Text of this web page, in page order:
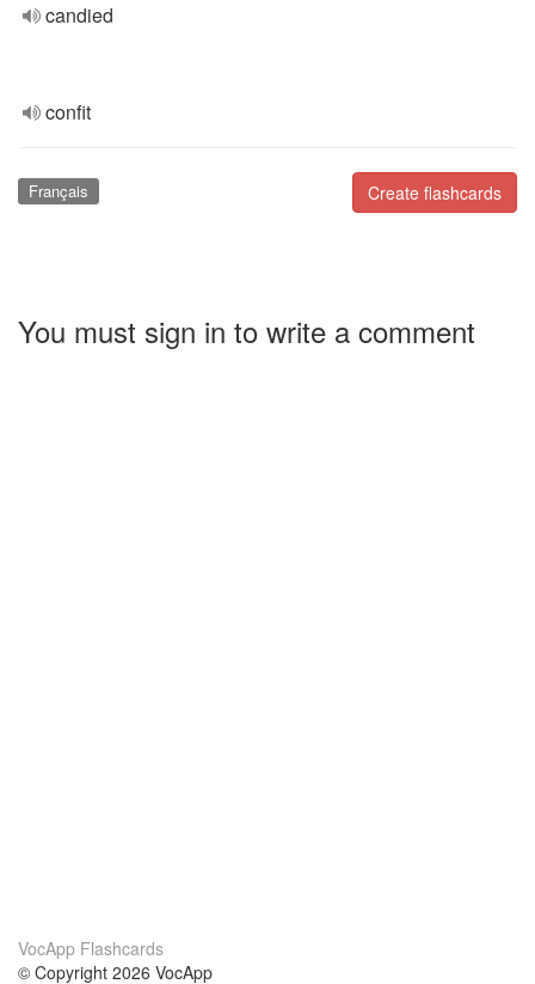
candied
confit
Create flashcards
Français
You must sign in to write a comment
VocApp Flashcards
© Copyright 2026 VocApp